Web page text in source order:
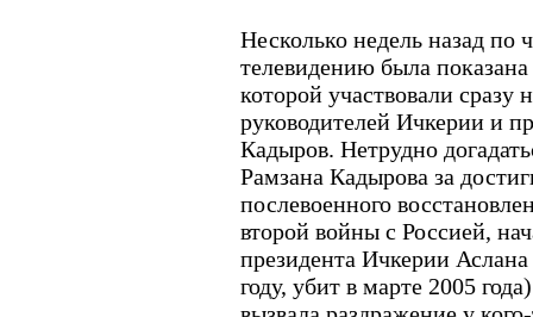
Несколько недель назад по
телевидению была показана
которой участвовали сразу
руководителей Ичкерии и
Кадыров. Нетрудно
Рамзана Кадырова за
послевоенного
второй войны с Россией,
президента Ичкерии
году, убит в марте 2005